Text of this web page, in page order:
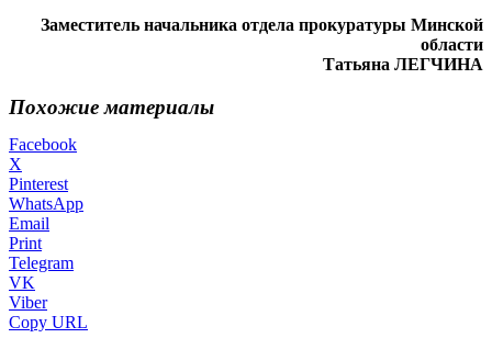
Заместитель начальника отдела прокуратуры Минской
области
Татьяна ЛЕГЧИНА
Похожие материалы
Facebook
X
Pinterest
WhatsApp
Email
Print
Telegram
VK
Viber
Copy URL